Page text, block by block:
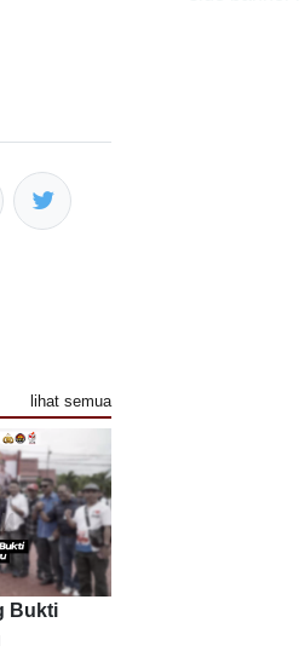
lihat semua
Bukti